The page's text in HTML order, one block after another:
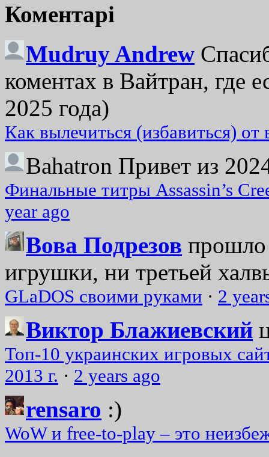
Коментарі
Mudruy Andrew
коментах в Вайтран, где
2025 года)
Как вылечиться (избавиться)
Bahatron Привет из
Финальные титры Assassin’s
year ago
Вова Подрезов прошло
игрушки, ни третьей
GLaDOS своими руками · 2
Виктор Блажиевский
Топ-10 украинских игровых
2013 г. · 2 years ago
rensaro :)
WoW и free-to-play – это